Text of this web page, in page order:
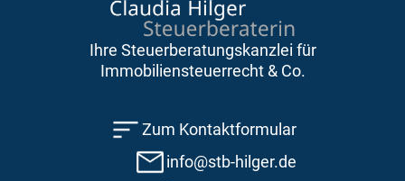
Ihre Steuerberatungskanzlei für
Immobiliensteuerrecht & Co.
Zum Kontaktformular
info@stb-hilger.de